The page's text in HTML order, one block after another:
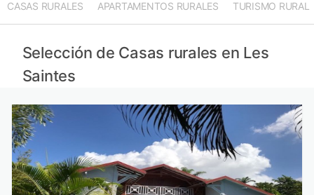
CASAS RURALES APARTAMENTOS RURALES TURISMO RURAL
Selección de Casas rurales en Les
Saintes